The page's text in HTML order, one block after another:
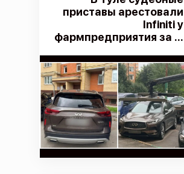
приставы арестовали
Infiniti у
фармпредприятия за ...